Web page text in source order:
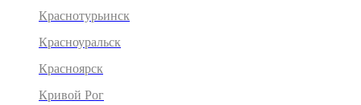
Краснотурьинск
Красноуральск
Красноярск
Кривой Рог